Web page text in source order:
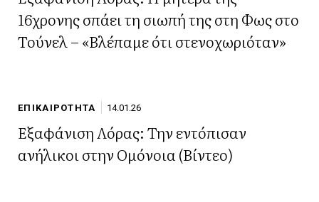
16χρονης σπάει τη σιωπή της στη Φως στο
Τούνελ – «Βλέπαμε ότι στενοχωριόταν»
ΕΠΙΚΑΙΡΟΤΗΤΑ 14.01.26
Εξαφάνιση Λόρας: Την εντόπισαν
ανήλικοι στην Ομόνοια (Βίντεο)